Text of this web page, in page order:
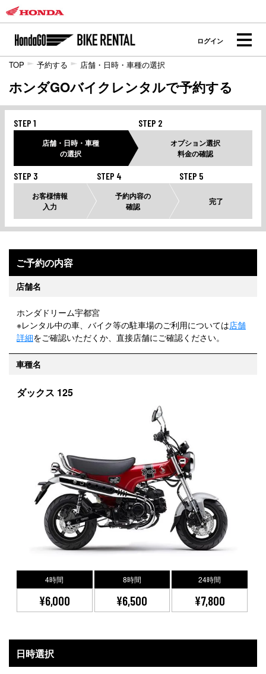
ログイン
TOP 予約する 店舗・日時・車種の選択
ホンダGOバイクレンタルで予約する
STEP 1
店舗・日時・車種
の選択
STEP 2
オプション選択
料金の確認
STEP 3
お客様情報
入力
STEP 4
予約内容の
確認
STEP 5
完了
ご予約の内容
店舗名
ホンダドリーム宇都宮
※レンタル中の車、バイク等の駐車場のご利用については店舗
詳細をご確認いただくか、直接店舗にご確認ください。
車種名
ダックス 125
4時間
¥6,000
8時間
¥6,500
24時間
¥7,800
日時選択